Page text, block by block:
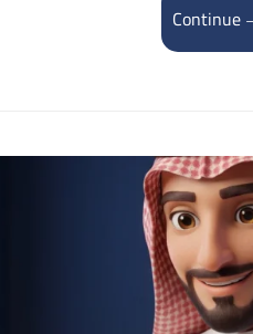
Continue